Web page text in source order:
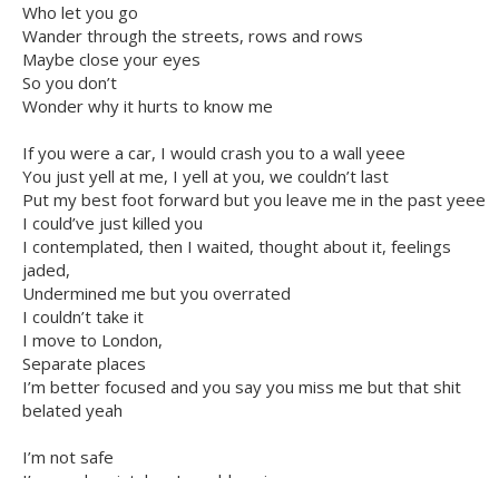
Who let you go
Wander through the streets, rows and rows
Maybe close your eyes
So you don’t
Wonder why it hurts to know me
If you were a car, I would crash you to a wall yeee
You just yell at me, I yell at you, we couldn’t last
Put my best foot forward but you leave me in the past yeee
I could’ve just killed you
I contemplated, then I waited, thought about it, feelings
jaded,
Undermined me but you overrated
I couldn’t take it
I move to London,
Separate places
I’m better focused and you say you miss me but that shit
belated yeah
I’m not safe